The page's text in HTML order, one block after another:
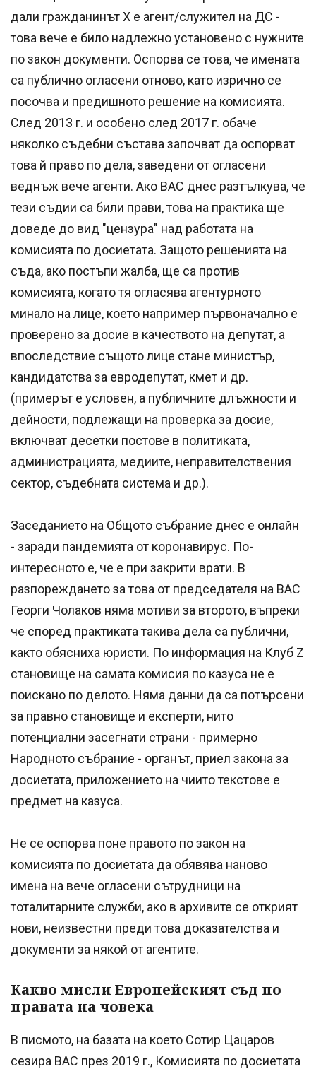
дали гражданинът Х е агент/служител на ДС -
това вече е било надлежно установено с нужните
по закон документи. Оспорва се това, че имената
са публично огласени отново, като изрично се
посочва и предишното решение на комисията.
След 2013 г. и особено след 2017 г. обаче
няколко съдебни състава започват да оспорват
това й право по дела, заведени от огласени
веднъж вече агенти. Ако ВАС днес разтълкува, че
тези съдии са били прави, това на практика ще
доведе до вид "цензура" над работата на
комисията по досиетата. Защото решенията на
съда, ако постъпи жалба, ще са против
комисията, когато тя огласява агентурното
минало на лице, което например първоначално е
проверено за досие в качеството на депутат, а
впоследствие същото лице стане министър,
кандидатства за евродепутат, кмет и др.
(примерът е условен, а публичните длъжности и
дейности, подлежащи на проверка за досие,
включват десетки постове в политиката,
администрацията, медиите, неправителствения
сектор, съдебната система и др.).
Заседанието на Общото събрание днес е онлайн
- заради пандемията от коронавирус. По-
интересното е, че е при закрити врати. В
разпореждането за това от председателя на ВАС
Георги Чолаков няма мотиви за второто, въпреки
че според практиката такива дела са публични,
както обясниха юристи. По информация на Клуб Z
становище на самата комисия по казуса не е
поискано по делото. Няма данни да са потърсени
за правно становище и експерти, нито
потенциални засегнати страни - примерно
Народното събрание - органът, приел закона за
досиетата, приложението на чиито текстове е
предмет на казуса.
Не се оспорва поне правото по закон на
комисията по досиетата да обявява наново
имена на вече огласени сътрудници на
тоталитарните служби, ако в архивите се открият
нови, неизвестни преди това доказателства и
документи за някой от агентите.
Какво мисли Европейският съд по
правата на човека
В писмото, на базата на което Сотир Цацаров
сезира ВАС през 2019 г., Комисията по досиетата